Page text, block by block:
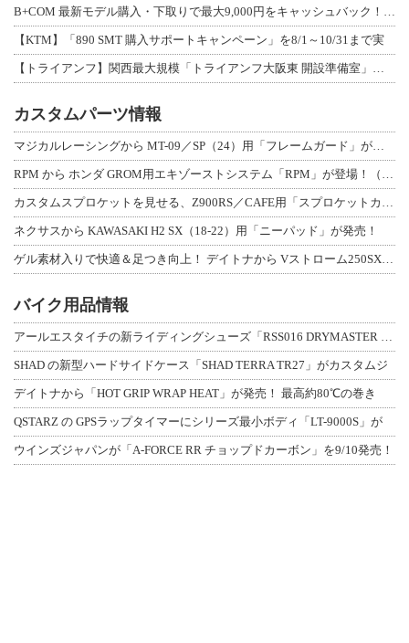
【KTM】「890 SMT 購入サポートキャンペーン」を8/1～10/31まで実
カスタムパーツ情報
ネクサスから KAWASAKI H2 SX（18-22）用「ニーパッド」が発売！
バイク用品情報
SHAD の新型ハードサイドケース「SHAD TERRA TR27」がカスタムジ
デイトナから「HOT GRIP WRAP HEAT」が発売！ 最高約80℃の巻き
QSTARZ の GPSラップタイマーにシリーズ最小ボディ「LT-9000S」が
ウインズジャパンが「A-FORCE RR チョップドカーボン」を9/10発売！